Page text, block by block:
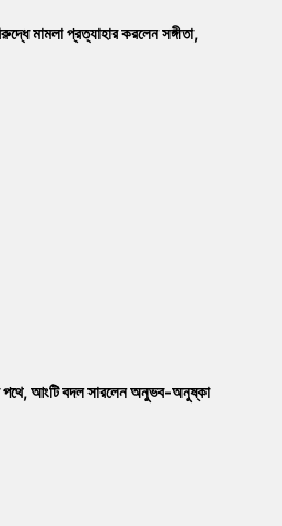
মামলা প্রত্যাহার করলেন সঙ্গীতা,
পথে, আংটি বদল সারলেন অনুভব-অনুষ্কা